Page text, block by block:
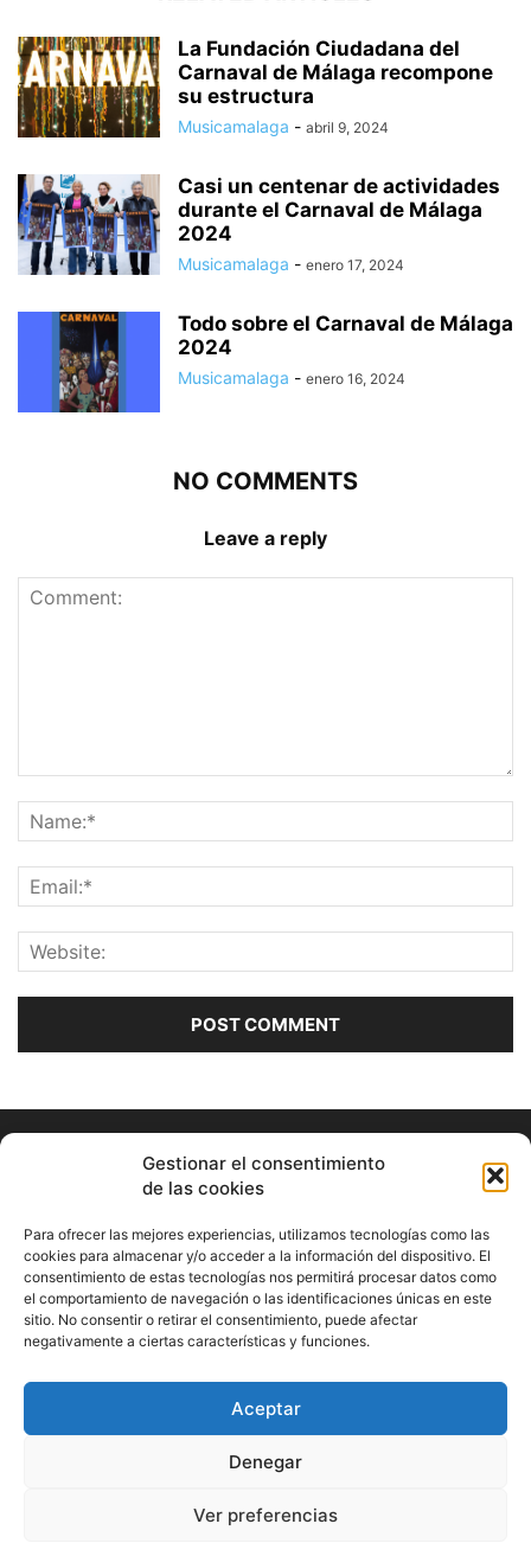
Gestionar el consentimiento
de las cookies
Para ofrecer las mejores experiencias, utilizamos tecnologías como las
cookies para almacenar y/o acceder a la información del dispositivo. El
consentimiento de estas tecnologías nos permitirá procesar datos como
el comportamiento de navegación o las identificaciones únicas en este
sitio. No consentir o retirar el consentimiento, puede afectar
negativamente a ciertas características y funciones.
Aceptar
Denegar
Ver preferencias
La Fundación Ciudadana del
Carnaval de Málaga recompone
su estructura
Musicamalaga - abril 9, 2024
Casi un centenar de actividades
durante el Carnaval de Málaga
2024
Musicamalaga - enero 17, 2024
Todo sobre el Carnaval de Málaga
2024
Musicamalaga - enero 16, 2024
NO COMMENTS
Leave a reply
ABOUT US
Información Cultural de Málaga y otros de interés general
Contact us:musicamalaga55@gmail.com
FOLLOW US